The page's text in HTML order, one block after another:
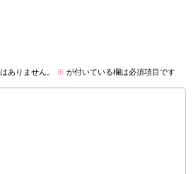
ありません。 ※ が付いている欄は必須項目です